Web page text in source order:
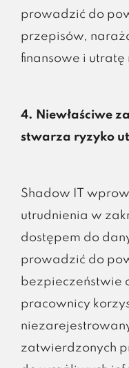
prowadzić do
przepisów,
finansowe i utratę
4. Niewłaściwe
stwarza ryzyko
Shadow IT
utrudnienia w
dostępem do
prowadzić do
bezpieczeństwie
pracownicy
zatwierdzonych